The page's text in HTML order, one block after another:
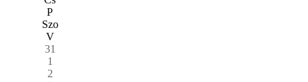
P
Szo
V
31
1
2